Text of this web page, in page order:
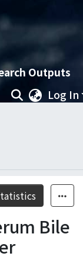
Outputs
Log In
Bile